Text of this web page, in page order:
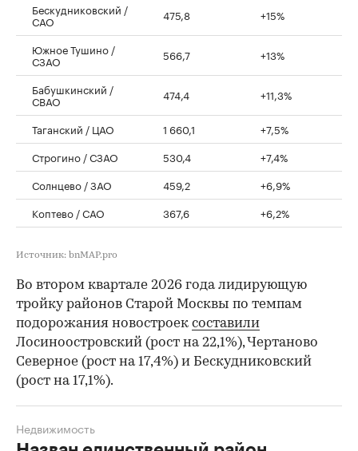
Бескудниковский /
САО 475,8 +15%
Южное Тушино /
СЗАО 566,7 +13%
Бабушкинский /
СВАО 474,4 +11,3%
Таганский / ЦАО 1 660,1
+7,5%
Строгино / СЗАО
530,4
+7,4%
Солнцево / ЗАО
459,2
+6,9%
Коптево / САО
367,6 +6,2%
Источник: bnMAP.pro
Во втором квартале 2026 года лидирующую
тройку районов Старой Москвы по темпам
подорожания новостроек составили
Лосиноостровский (рост на 22,1%), Чертаново
Северное (рост на 17,4%) и Бескудниковский
(рост на 17,1%).
Недвижимость